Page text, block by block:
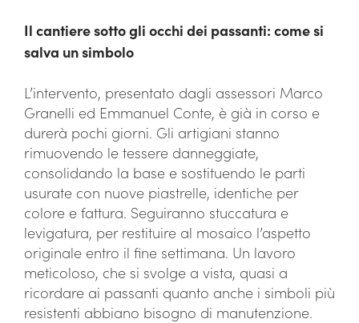
Il cantiere sotto gli occhi dei passanti: come si
salva un simbolo
L’intervento, presentato dagli assessori Marco
Granelli ed Emmanuel Conte, è già in corso e
durerà pochi giorni. Gli artigiani stanno
rimuovendo le tessere danneggiate,
consolidando la base e sostituendo le parti
usurate con nuove piastrelle, identiche per
colore e fattura. Seguiranno stuccatura e
levigatura, per restituire al mosaico l’aspetto
originale entro il fine settimana. Un lavoro
meticoloso, che si svolge a vista, quasi a
ricordare ai passanti quanto anche i simboli più
resistenti abbiano bisogno di manutenzione.